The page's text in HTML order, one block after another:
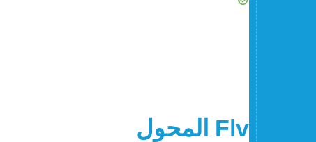
Flv المحول